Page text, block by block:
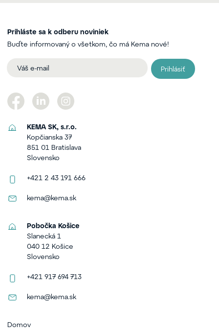
Prihláste sa k odberu noviniek
Buďte informovaný o všetkom, čo má Kema nové!
Prihlásiť
KEMA SK, s.r.o.
Kopčianska 37
851 01 Bratislava
Slovensko
+421 2 43 191 666
kema@kema.sk
Pobočka Košice
Slanecká 1
040 12 Košice
Slovensko
+421 917 694 713
kema@kema.sk
Domov